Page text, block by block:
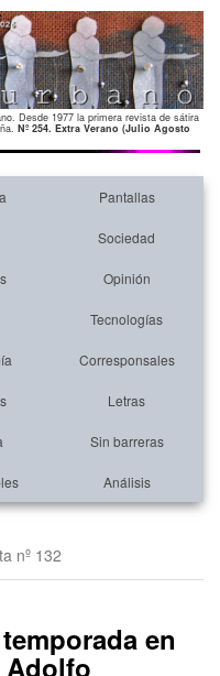
Desde 1977 la primera revista de sátira
Nº 254. Extra Verano (Julio Agosto
Pantallas
Sociedad
Opinión
Tecnologías
Corresponsales
Letras
Sin barreras
Análisis
nº 132
en
Adolfo